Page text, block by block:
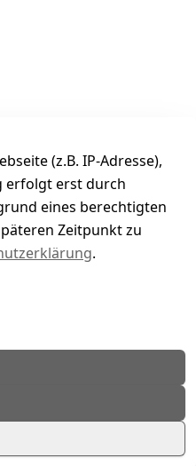
(z.B. IP-Adresse),
erfolgt erst durch
eines berechtigten
Zeitpunkt zu
.